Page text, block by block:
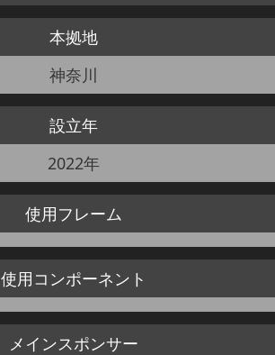
本拠地
神奈川
設立年
2022年
使用フレーム
使用コンポーネント
メインスポンサー